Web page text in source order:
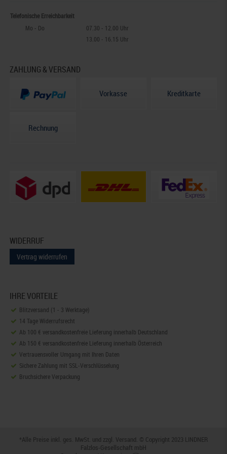
Telefonische Erreichbarkeit
Mo - Do
07.30 - 12.00 Uhr
13.00 - 16.15 Uhr
ZAHLUNG & VERSAND
Vorkasse Kreditkarte
Rechnung
WIDERRUF
Vertrag widerrufen
IHRE VORTEILE
Blitzversand (1 - 3 Werktage)
14 Tage Widerrufsrecht
Ab 100 € versandkostenfreie Lieferung innerhalb Deutschland
Ab 150 € versandkostenfreie Lieferung innerhalb Österreich
Vertrauensvoller Umgang mit Ihren Daten
Sichere Zahlung mit SSL-Verschlüsselung
Bruchsichere Verpackung
*Alle Preise inkl. ges. MwSt. und zzgl. Versand. © Copyright 2023 LINDNER
Falzlos-Gesellschaft mbH